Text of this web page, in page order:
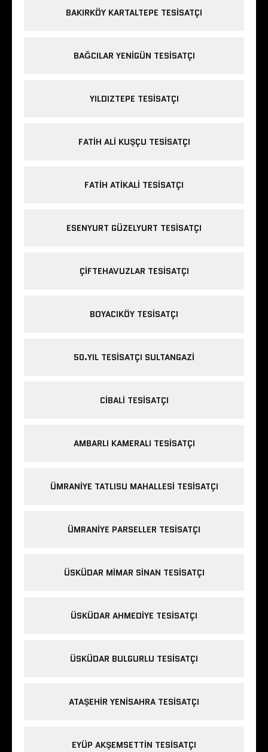
BAKIRKÖY KARTALTEPE TESISATÇI
BAĞCILAR YENIGÜN TESISATÇI
YILDIZTEPE TESISATÇI
FATIH ALI KUŞÇU TESISATÇI
FATIH ATIKALI TESISATÇI
ESENYURT GÜZELYURT TESISATÇI
ÇIFTEHAVUZLAR TESISATÇI
BOYACIKÖY TESISATÇI
50.YIL TESISATÇI SULTANGAZI
CIBALI TESISATÇI
AMBARLI KAMERALI TESISATÇI
ÜMRANIYE TATLISU MAHALLESI TESISATÇI
ÜMRANIYE PARSELLER TESISATÇI
ÜSKÜDAR MIMAR SINAN TESISATÇI
ÜSKÜDAR AHMEDIYE TESISATÇI
ÜSKÜDAR BULGURLU TESISATÇI
ATAŞEHIR YENISAHRA TESISATÇI
EYÜP AKŞEMSETTIN TESISATÇI